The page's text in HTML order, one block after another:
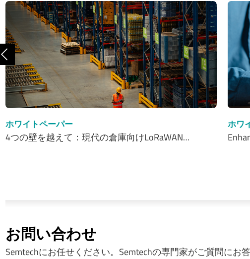
ホワイトペーパー
4つの壁を越えて：現代の倉庫向けLoRaWAN…
ホワ
前へ
お問い合わせ
Semtechにお任せください。Semtechの専門家がご質問にお答